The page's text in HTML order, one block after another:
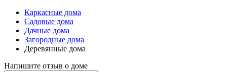
Каркасные дома
Садовые дома
Дачные дома
Загородные дома
Деревянные дома
Напишите отзыв о доме